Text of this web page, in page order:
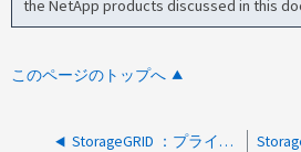
the NetApp products discussed in this
このページのトップへ
StorageGRID ：プライマリ管理ノードからグリッドノードにSSHできません